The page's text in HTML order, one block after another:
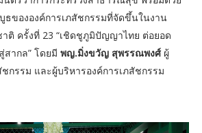
ธขององค์การเภสัชกรรมที่จัดขึ้นในงาน
ติ ครั้งที่ 23 “เชิดชูภูมิปัญญาไทย ต่อยอด
สากล” โดยมี พญ.มิ่งขวัญ สุพรรณพงศ์ผู้
กรรม และผู้บริหารองค์การเภสัชกรรม